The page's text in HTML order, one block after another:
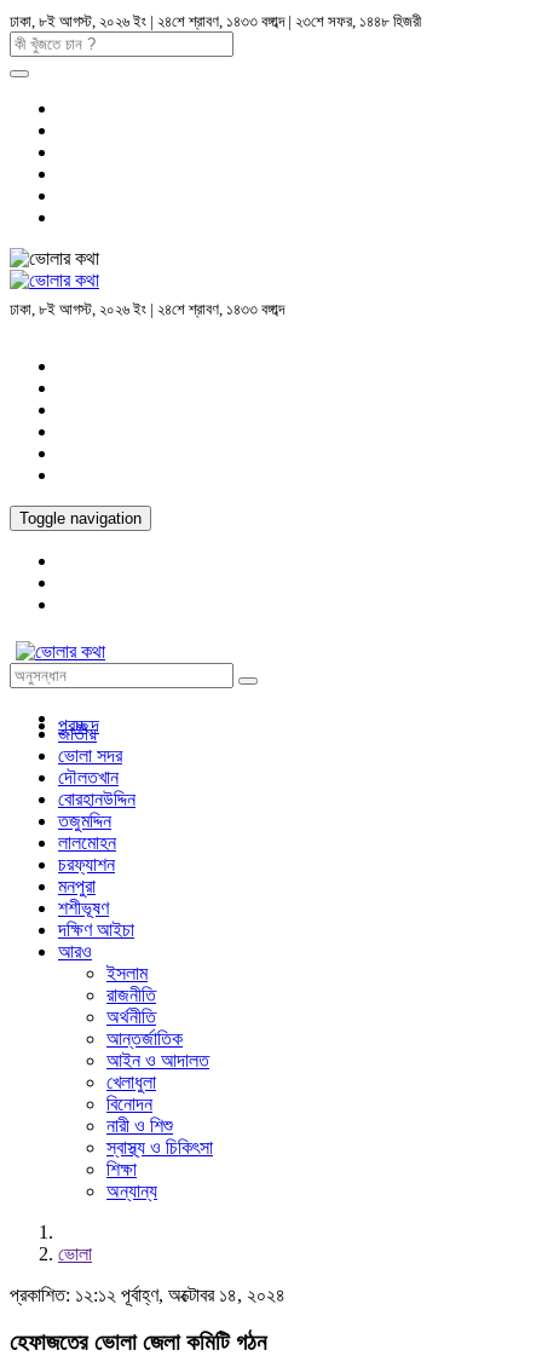
ঢাকা, ৮ই আগস্ট, ২০২৬ ইং | ২৪শে শ্রাবণ, ১৪৩৩ বঙ্গাব্দ | ২৩শে সফর, ১৪৪৮ হিজরী
ঢাকা, ৮ই আগস্ট, ২০২৬ ইং | ২৪শে শ্রাবণ, ১৪৩৩ বঙ্গাব্দ
Toggle navigation
প্রচ্ছদ
জাতীয়
ভোলা সদর
দৌলতখান
বোরহানউদ্দিন
তজুমদ্দিন
লালমোহন
চরফ্যাশন
মনপুরা
শশীভূষণ
দক্ষিণ আইচা
আরও
ইসলাম
রাজনীতি
অর্থনীতি
আন্তর্জাতিক
আইন ও আদালত
খেলাধুলা
বিনোদন
নারী ও শিশু
স্বাস্থ্য ও চিকিৎসা
শিক্ষা
অন্যান্য
ভোলা
প্রকাশিত: ১২:১২ পূর্বাহ্ণ, অক্টোবর ১৪, ২০২৪
হেফাজতের ভোলা জেলা কমিটি গঠন